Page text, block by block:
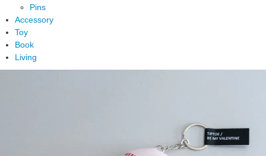
Pins
Accessory
Toy
Book
Living